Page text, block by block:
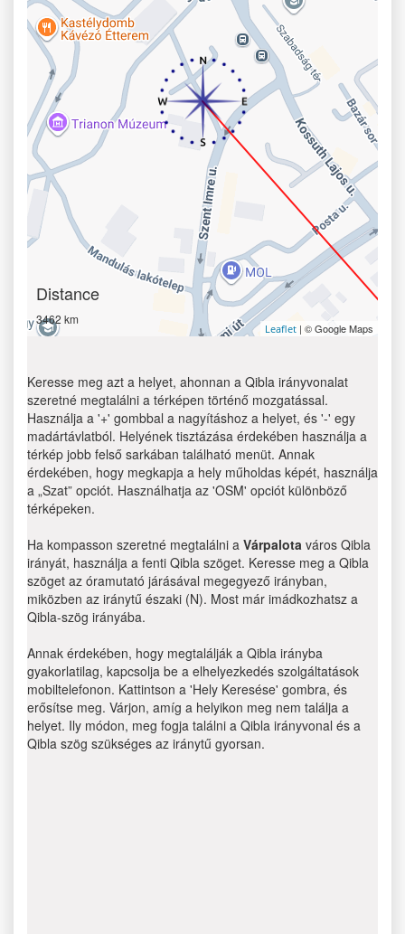
Distance
3462 km
Leaflet | © Google Maps
Keresse meg azt a helyet, ahonnan a Qibla irányvonalat
szeretné megtalálni a térképen történő mozgatással.
Használja a '+' gombbal a nagyításhoz a helyet, és '-' egy
madártávlatból. Helyének tisztázása érdekében használja a
térkép jobb felső sarkában található menüt. Annak
érdekében, hogy megkapja a hely műholdas képét, használja
a „Szat” opciót. Használhatja az 'OSM' opciót különböző
térképeken.
Ha kompasson szeretné megtalálni a Várpalota város Qibla
irányát, használja a fenti Qibla szöget. Keresse meg a Qibla
szöget az óramutató járásával megegyező irányban,
miközben az iránytű északi (N). Most már imádkozhatsz a
Qibla-szög irányába.
Annak érdekében, hogy megtalálják a Qibla irányba
gyakorlatilag, kapcsolja be a elhelyezkedés szolgáltatások
mobiltelefonon. Kattintson a 'Hely Keresése' gombra, és
erősítse meg. Várjon, amíg a helyikon meg nem találja a
helyet. Ily módon, meg fogja találni a Qibla irányvonal és a
Qibla szög szükséges az iránytű gyorsan.